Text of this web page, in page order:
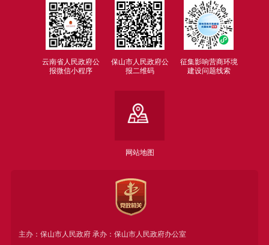
云南省人民政府公
报微信小程序
保山市人民政府公
报二维码
征集影响营商环境
建设问题线索
网站地图
主办：保山市人民政府 承办：保山市人民政府办公室